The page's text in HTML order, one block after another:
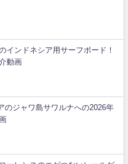
インドネシア用サーフボード！
動画
のジャワ島サワルナへの2026年